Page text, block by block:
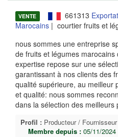
VENTE 661313
Marocains | courtier fruits et
nous sommes une entreprise
de fruits et légumes
expertise repose sur une
garantissant à nos clients des
qualité supérieure, au meilleur
et qualité: nous sommes
dans la sélection des meilleurs
Profil : Producteur / Fournisseur
Membre depuis : 05/11/2024